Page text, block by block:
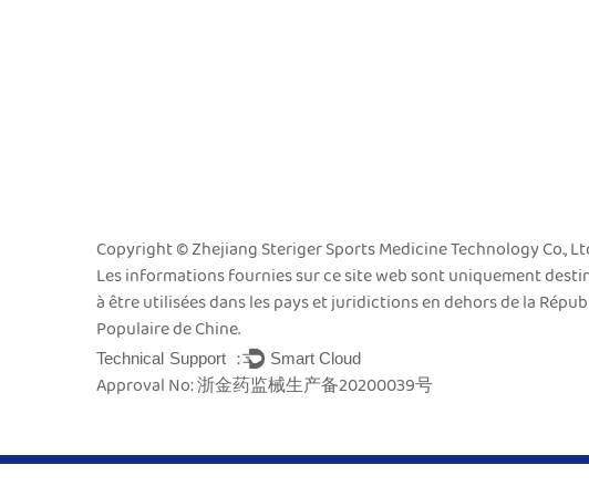
Copyright © Zhejiang Steriger Sports Medicine Technology Co.,
Les informations fournies sur ce site web sont uniquement
à être utilisées dans les pays et juridictions en dehors de la
Populaire de Chine.
Technical Support ： Smart Cloud
Approval No: 浙金药监械生产备20200039号